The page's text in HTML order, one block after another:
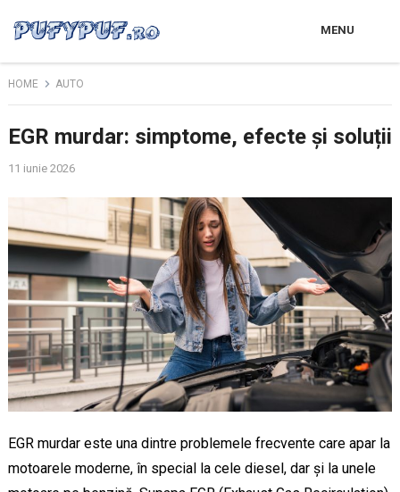
MENU
HOME AUTO
EGR murdar: simptome, efecte și soluții
11 iunie 2026
EGR murdar este una dintre problemele frecvente care apar la
motoarele moderne, în special la cele diesel, dar și la unele